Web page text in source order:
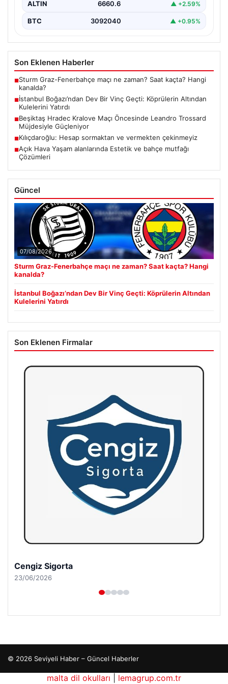
ALTIN 6660.6 ▲ +2.59%
BTC 3092040 ▲ +0.95%
Son Eklenen Haberler
■Sturm Graz-Fenerbahçe maçı ne zaman? Saat kaçta? Hangi
kanalda?
■İstanbul Boğazı’ndan Dev Bir Vinç Geçti: Köprülerin Altından
Kulelerini Yatırdı
■Beşiktaş Hradec Kralove Maçı Öncesinde Leandro Trossard
Müjdesiyle Güçleniyor
■Kılıçdaroğlu: Hesap sormaktan ve vermekten çekinmeyiz
■Açık Hava Yaşam alanlarında Estetik ve bahçe mutfağı
Çözümleri
Güncel
07/08/2026
Sturm Graz-Fenerbahçe maçı ne zaman? Saat kaçta? Hangi
kanalda?
İstanbul Boğazı’ndan Dev Bir Vinç Geçti: Köprülerin Altından
Kulelerini Yatırdı
Son Eklenen Firmalar
Cengiz Sigorta
23/06/2026
© 2026 Seviyeli Haber – Güncel Haberler
malta dil okulları
lemagrup.com.tr